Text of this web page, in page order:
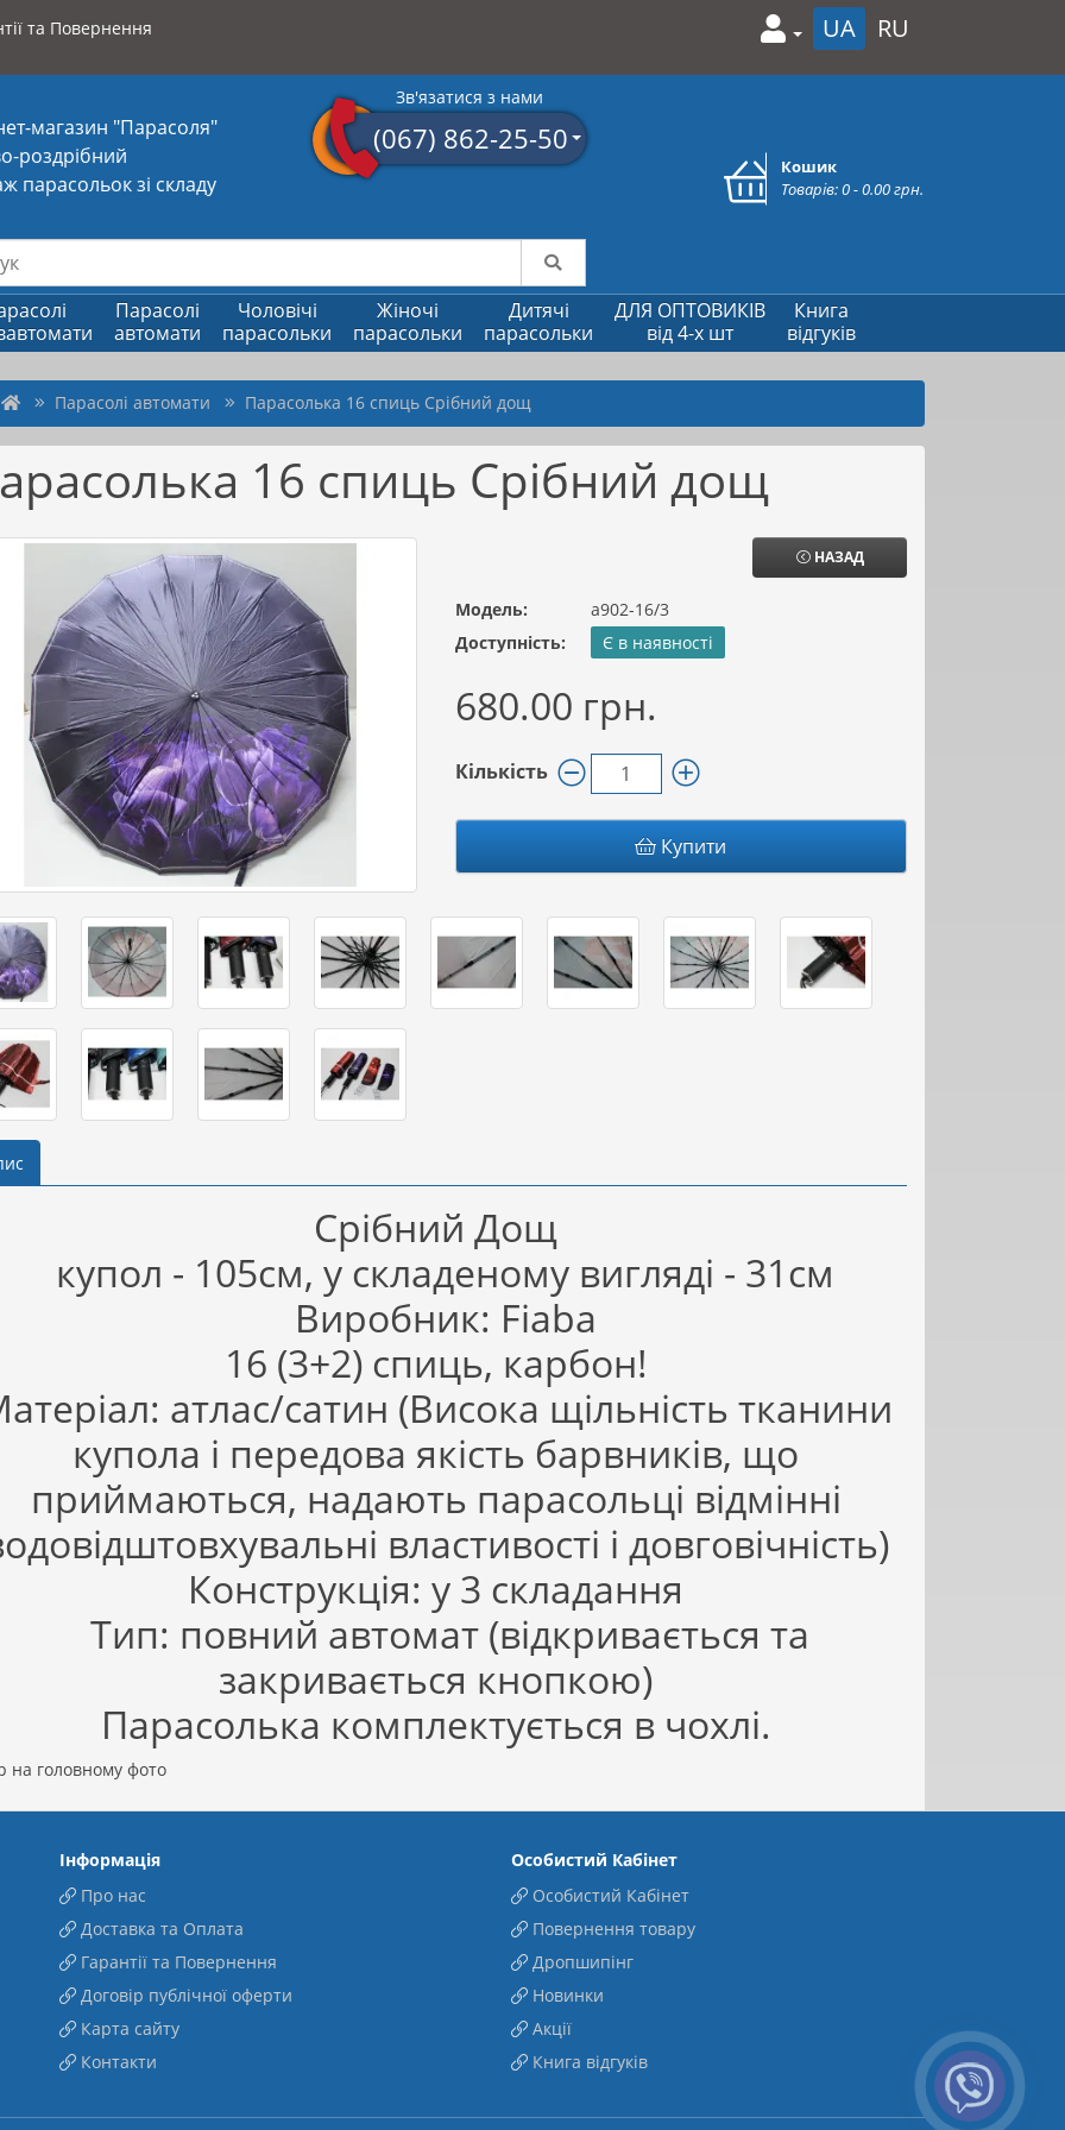
та Повернення UA RU
магазин "Парасоля"
роздрібний
парасольок зі складу
Зв'язатися з нами
(067) 862-25-50
Кошик
Товарів: 0 - 0.00 грн.
Парасолі
автомати
Чоловічі
парасольки
Жіночі
парасольки
Дитячі
парасольки
ДЛЯ ОПТОВИКІВ
від 4-х шт
Книга
відгуків
Парасолі автомати Парасолька 16 спиць Срібний дощ
16 спиць Срібний дощ
НАЗАД
Модель:
а902-16/3
Доступність:
Є в наявності
680.00 грн.
Кількість
Купити
Срібний Дощ
купол - 105см, у складеному вигляді - 31см
Виробник: Fiaba
16 (3+2) спиць, карбон!
атлас/сатин (Висока щільність тканини
купола і передова якість барвників, що
приймаються, надають парасольці відмінні
властивості і довговічність)
Конструкція: у 3 складання
Тип: повний автомат (відкривається та
закривається кнопкою)
Парасолька комплектується в чохлі.
на головному фото
Інформація
Про нас
Доставка та Оплата
Гарантії та Повернення
Договір публічної оферти
Карта сайту
Контакти
Особистий Кабінет
Особистий Кабінет
Повернення товару
Дропшипінг
Новинки
Акції
Книга відгуків